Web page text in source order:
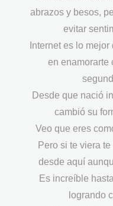
abrazos y besos,
evitar
Internet es lo
en enamorarte
Desde que nació
cambió su
Veo que eres
Pero si te viera
desde aquí
Es increíble
logrando